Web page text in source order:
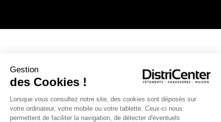
Gestion
des Cookies !
Lorsque vous consultez notre site, des cookies sont déposés sur
votre ordinateur, votre mobile ou votre tablette. Ceux-ci nous
permettent de faciliter la navigation, de détecter d'éventuels
INFOS PRATIQUES
L’ENSEIGNE DISTRICENTER